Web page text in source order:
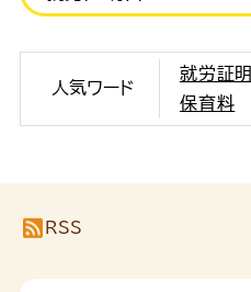
人気ワード
就労証明
保育料
RSS